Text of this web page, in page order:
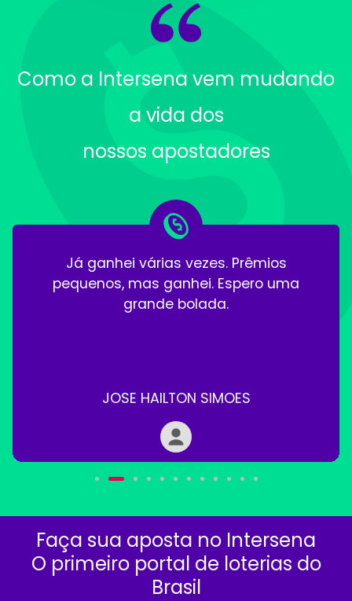
Como a Intersena vem mudando
a vida dos
nossos apostadores
Já ganhei várias vezes. Prêmios
pequenos, mas ganhei. Espero uma
grande bolada.
JOSE HAILTON SIMOES
Faça sua aposta no Intersena
O primeiro portal de loterias do
Brasil